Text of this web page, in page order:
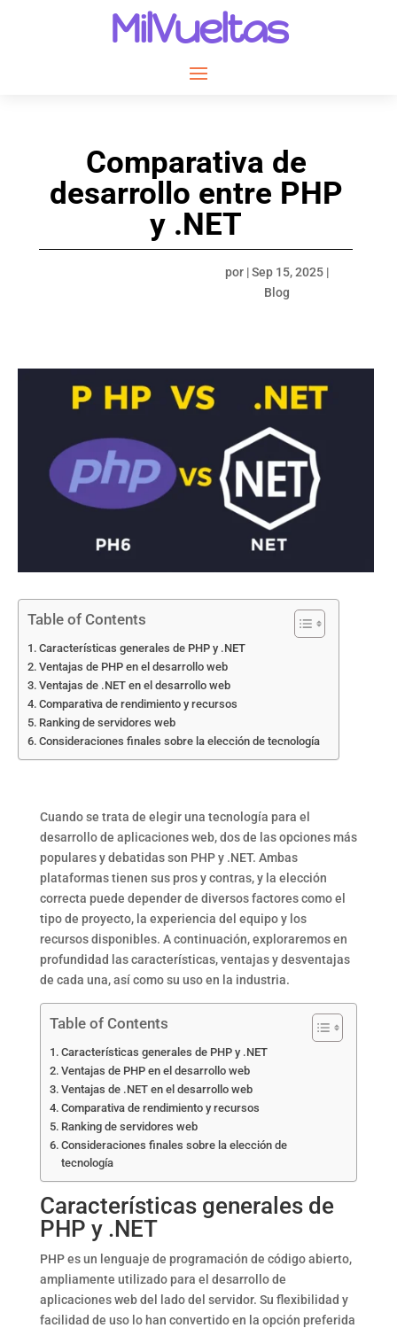
MilVueltas
Comparativa de
desarrollo entre PHP
y .NET
por |Sep 15, 2025 |
Blog
Table of Contents
Características generales de PHP y .NET
Ventajas de PHP en el desarrollo web
Ventajas de .NET en el desarrollo web
Comparativa de rendimiento y recursos
Ranking de servidores web
Consideraciones finales sobre la elección de tecnología
Cuando se trata de elegir una tecnología para el
desarrollo de aplicaciones web, dos de las opciones más
populares y debatidas son PHP y .NET. Ambas
plataformas tienen sus pros y contras, y la elección
correcta puede depender de diversos factores como el
tipo de proyecto, la experiencia del equipo y los
recursos disponibles. A continuación, exploraremos en
profundidad las características, ventajas y desventajas
de cada una, así como su uso en la industria.
Table of Contents
Características generales de PHP y .NET
Ventajas de PHP en el desarrollo web
Ventajas de .NET en el desarrollo web
Comparativa de rendimiento y recursos
Ranking de servidores web
Consideraciones finales sobre la elección de
tecnología
Características generales de
PHP y .NET
PHP es un lenguaje de programación de código abierto,
ampliamente utilizado para el desarrollo de
aplicaciones web del lado del servidor. Su flexibilidad y
facilidad de uso lo han convertido en la opción preferida